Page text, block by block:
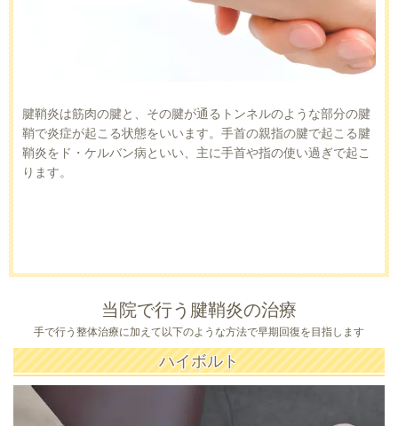
腱鞘炎は筋肉の腱と、その腱が通るトンネルのような部分の腱
鞘で炎症が起こる状態をいいます。手首の親指の腱で起こる腱
鞘炎をド・ケルバン病といい、主に手首や指の使い過ぎで起こ
ります。
当院で行う腱鞘炎の治療
手で行う整体治療に加えて以下のような方法で早期回復を目指します
ハイボルト